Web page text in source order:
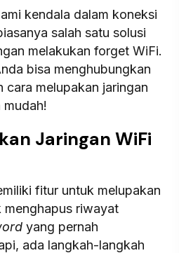
kendala dalam koneksi
salah satu solusi
melakukan forget WiFi.
bisa menghubungkan
cara melupakan jaringan
Jaringan WiFi
fitur untuk melupakan
menghapus riwayat
yang pernah
ada langkah-langkah